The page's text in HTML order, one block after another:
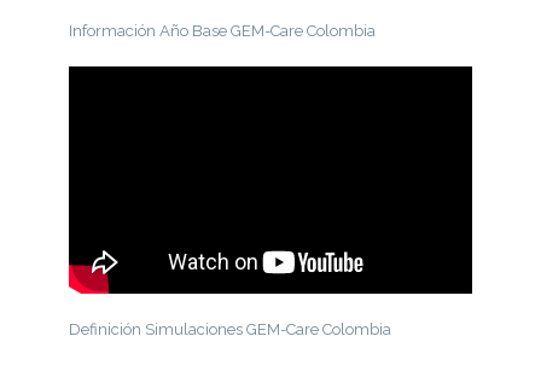
Información Año Base GEM-Care Colombia
Definición Simulaciones GEM-Care Colombia